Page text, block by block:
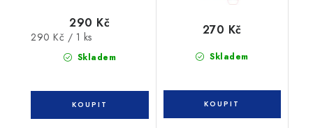
Skladem
290 Kč
Měrná
290 Kč / 1 ks
Skladem
270 Kč